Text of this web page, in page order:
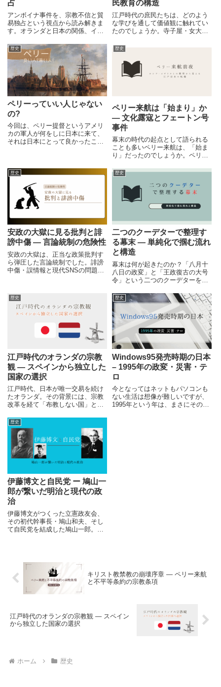
占
アンボイナ事件を、宗教不信と貿
易独占という視点から読み解きま
す。オランダと日本の関係、イギ
を整理し、事件の背景と意味を立
体的に解説します。
民教育の構造
江戸時代の庶民たちは、どのよう
な学びを通して価値観に触れてい
たのでしょうか。寺子屋・女大
朱子学と接続する社会常識が広が
っていく構造を整理します。
歴史
ペリーっていい人じゃない
の?
今回は、ペリー提督というアメリ
カの軍人が何をしに日本に来て、
それは日本にとって良かったこと
歴史
ペリー来航は「始まり」か
― 文化露寇とフェートン号
事件
幕末の時代の起点として語られる
ことも多いペリー来航は、「始ま
り」だったのでしょうか。ペリー
を通して、江戸後期日本が迎えつ
つあった転機を整理します。
歴史
安政の大獄に見る批判と誹
謗中傷 ― 言論統制の危険性
安政の大獄は、正当な政策批判す
ら弾圧した言論統制でした。誹謗
中傷・誤情報と現代SNSの問題を
歴史
二つのクーデターで整理す
る幕末 ― 単純化で掴む流れ
と構造
幕末は何が起きたのか？「八月十
八日の政変」と「王政復古の大号
令」という二つのクーデターを軸
理。複雑な幕末史を短時間で俯瞰
できる解説記事です。
歴史
江戸時代のオランダの宗教
観 ― スペインから独立した
国家の選択
江戸時代、日本が唯一交易を続け
たオランダ。その背景には、宗教
改革を経て「布教しない国」とな
スペインからの独立と宗教の自
由、そして現実主義の外交をたど
ります。
歴史
Windows95発売時期の日本
– 1995年の政変・災害・テ
ロ
今となってはネットもパソコンも
ない生活は想像が難しいですが、
1995年という年は、まさにその境
歴史
伊藤博文と自民党 ー 鳩山一
郎が繋いだ明治と現代の政
治
伊藤博文がつくった立憲政友会、
その初代幹事長・鳩山和夫、そし
て自民党を結成した鳩山一郎。明
キリスト教禁教の崩壊序章 ― ペリー来航
と不平等条約の宗教条項
江戸時代のオランダの宗教観 ― スペイン
から独立した国家の選択
ホーム 歴史